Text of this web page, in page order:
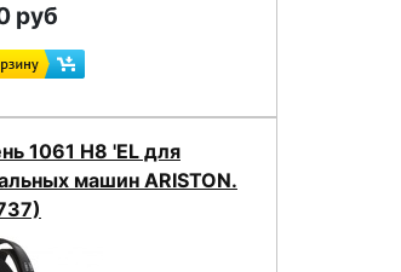
руб
1061 H8 'EL для
машин ARISTON.